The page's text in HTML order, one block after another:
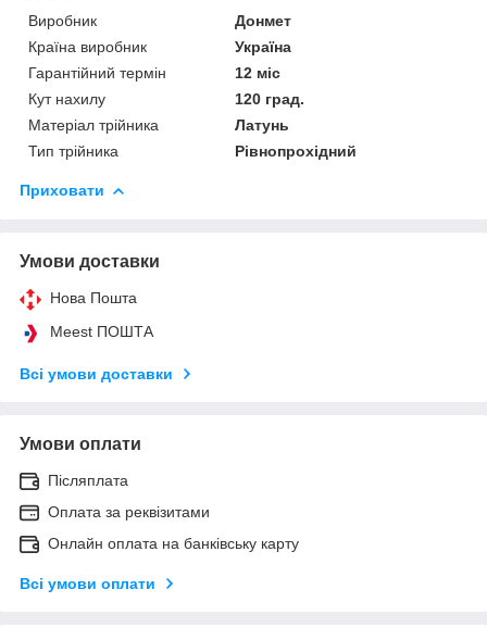
Виробник
Донмет
Країна виробник
Україна
Гарантійний термін
12 міс
Кут нахилу
120 град.
Матеріал трійника
Латунь
Тип трійника
Рівнопрохідний
Приховати
Умови доставки
Нова Пошта
Meest ПОШТА
Всі умови доставки
Умови оплати
Післяплата
Оплата за реквізитами
Онлайн оплата на банківську карту
Всі умови оплати